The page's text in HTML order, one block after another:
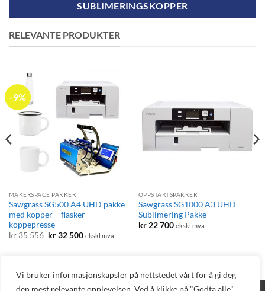
Vi bruker informasjonskapsler på nettstedet vårt for å gi deg
den mest relevante opplevelsen. Ved å klikke på "Godta alle",
SUBLIMERINGSKOPPER
RELEVANTE PRODUKTER
-9%
MAKERSPACE PAKKER
Sawgrass SG500 A4 UHD pakke
med kopper – flasker –
koppepresse
kr35 556 Opprinnelig
kr32 500Nåværende
ekskl mva
OPPSTARTSPAKKER
Sawgrass SG1000 A3 UHD
Sublimering Pakke
kr22 700 ekskl mva